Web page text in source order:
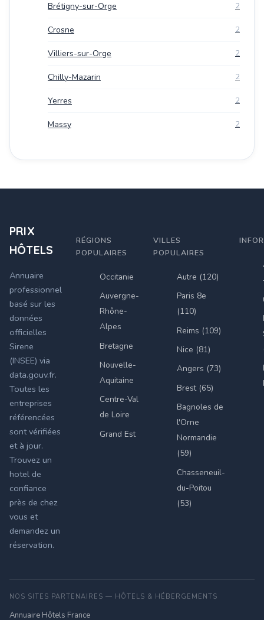
Brétigny-sur-Orge 2
Crosne 2
Villiers-sur-Orge 2
Chilly-Mazarin 2
Yerres 2
Massy 2
PRIX
HÔTELS
Annuaire
professionnel
basé sur les
données
officielles
Sirene
(INSEE) via
data.gouv.fr.
Toutes les
entreprises
référencées
sont vérifiées
et à jour.
Trouvez un
hotel de
confiance
près de chez
vous et
demandez un
réservation.
RÉGIONS
POPULAIRES
Occitanie
Auvergne-
Rhône-
Alpes
Bretagne
Nouvelle-
Aquitaine
Centre-Val
de Loire
Grand Est
VILLES
POPULAIRES
Autre (120)
Paris 8e
(110)
Reims (109)
Nice (81)
Angers (73)
Brest (65)
Bagnoles de
l'Orne
Normandie
(59)
Chasseneuil-
du-Poitou
(53)
NOS SITES PARTENAIRES — HÔTELS & HÉBERGEMENTS
Annuaire Hôtels France